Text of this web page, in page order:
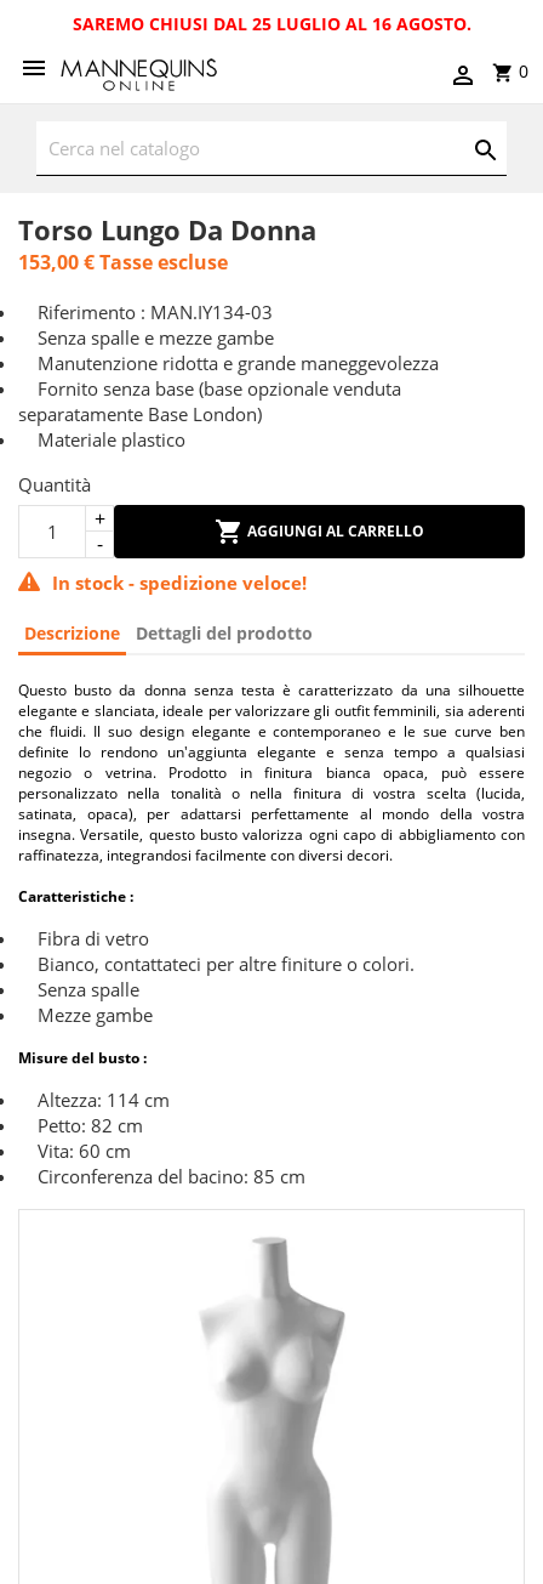
SAREMO CHIUSI DAL 25 LUGLIO AL 16 AGOSTO.
0
Torso Lungo Da Donna
153,00 €Tasse escluse
Riferimento : MAN.IY134-03
Senza spalle e mezze gambe
Manutenzione ridotta e grande maneggevolezza
Fornito senza base (base opzionale venduta
separatamente Base London)
Materiale plastico
Quantità
AGGIUNGI AL CARRELLO
In stock - spedizione veloce!
Descrizione Dettagli del prodotto
Questo busto da donna senza testa è caratterizzato da una silhouette
elegante e slanciata, ideale per valorizzare gli outfit femminili, sia aderenti
che fluidi. Il suo design elegante e contemporaneo e le sue curve ben
definite lo rendono un'aggiunta elegante e senza tempo a qualsiasi
negozio o vetrina. Prodotto in finitura bianca opaca, può essere
personalizzato nella tonalità o nella finitura di vostra scelta (lucida,
satinata, opaca), per adattarsi perfettamente al mondo della vostra
insegna. Versatile, questo busto valorizza ogni capo di abbigliamento con
raffinatezza, integrandosi facilmente con diversi decori.
Caratteristiche :
Fibra di vetro
Bianco, contattateci per altre finiture o colori.
Senza spalle
Mezze gambe
Misure del busto :
Altezza: 114 cm
Petto: 82 cm
Vita: 60 cm
Circonferenza del bacino: 85 cm